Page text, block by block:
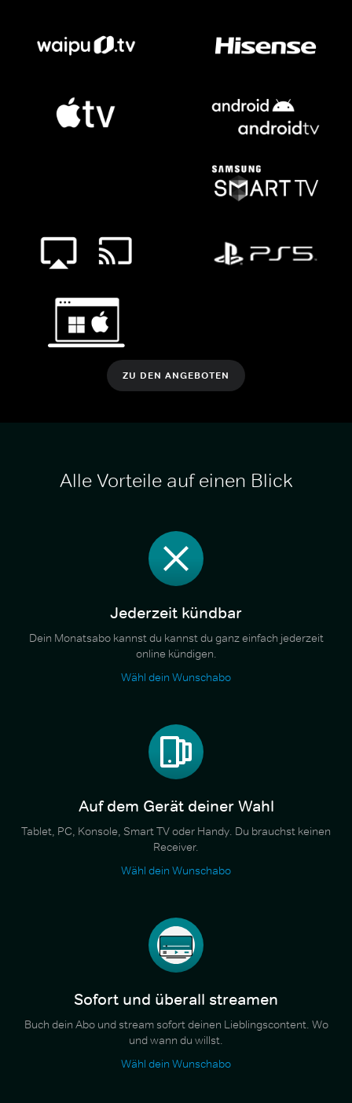
ZU DEN ANGEBOTEN
Alle Vorteile auf einen Blick
Jederzeit kündbar
Dein Monatsabo kannst du kannst du ganz einfach jederzeit
online kündigen.
Wähl dein Wunschabo
Auf dem Gerät deiner Wahl
Tablet, PC, Konsole, Smart TV oder Handy. Du brauchst keinen
Receiver.
Wähl dein Wunschabo
Sofort und überall streamen
Buch dein Abo und stream sofort deinen Lieblingscontent. Wo
und wann du willst.
Wähl dein Wunschabo